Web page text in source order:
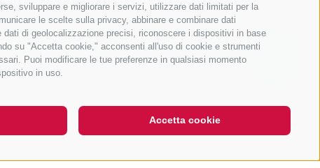
sviluppare e migliorare i servizi, utilizzare dati limitati per la
le scelte sulla privacy, abbinare e combinare dati
di geolocalizzazione precisi, riconoscere i dispositivi in base
su "Accetta cookie," acconsenti all'uso di cookie e strumenti
Puoi modificare le tue preferenze in qualsiasi momento
in uso.
Accetta cookie